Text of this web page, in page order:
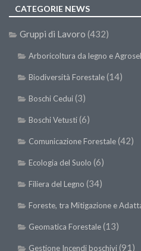
CATEGORIE NEWS
Gruppi di Lavoro (432)
Arboricoltura da legno e
Biodiversità Forestale(14)
Boschi Cedui(3)
Boschi Vetusti(6)
Comunicazione Forestale(42)
Ecologia del Suolo (6)
Filiera del Legno (34)
Foreste, tra Mitigazione e
Geomatica Forestale(13)
Gestione Incendi boschivi(91)